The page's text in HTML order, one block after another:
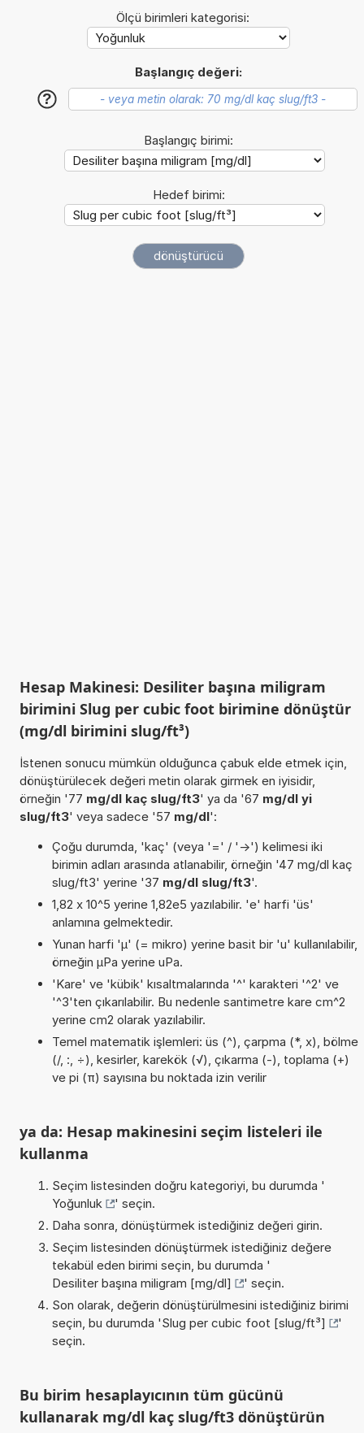
Ölçü birimleri kategorisi:
Başlangıç değeri:
?
Başlangıç birimi:
Hedef birimi:
Hesap Makinesi: Desiliter başına miligram
birimini Slug per cubic foot birimine dönüştür
(mg/dl birimini slug/ft³)
İstenen sonucu mümkün olduğunca çabuk elde etmek için,
dönüştürülecek değeri metin olarak girmek en iyisidir,
örneğin '77 mg/dl kaç slug/ft3' ya da '67 mg/dl yi
slug/ft3' veya sadece '57 mg/dl':
Çoğu durumda, 'kaç' (veya '=' / '->') kelimesi iki
birimin adları arasında atlanabilir, örneğin '47 mg/dl kaç
slug/ft3' yerine '37 mg/dl slug/ft3'.
1,82 x 10^5 yerine 1,82e5 yazılabilir. 'e' harfi 'üs'
anlamına gelmektedir.
Yunan harfi 'µ' (= mikro) yerine basit bir 'u' kullanılabilir,
örneğin µPa yerine uPa.
'Kare' ve 'kübik' kısaltmalarında '^' karakteri '^2' ve
'^3'ten çıkarılabilir. Bu nedenle santimetre kare cm^2
yerine cm2 olarak yazılabilir.
Temel matematik işlemleri: üs (^), çarpma (*, x), bölme
(/, :, ÷), kesirler, karekök (√), çıkarma (-), toplama (+)
ve pi (π) sayısına bu noktada izin verilir
ya da: Hesap makinesini seçim listeleri ile
kullanma
Seçim listesinden doğru kategoriyi, bu durumda '
Yoğunluk
' seçin.
Daha sonra, dönüştürmek istediğiniz değeri girin.
Seçim listesinden dönüştürmek istediğiniz değere
tekabül eden birimi seçin, bu durumda '
Desiliter başına miligram [mg/dl]
' seçin.
Son olarak, değerin dönüştürülmesini istediğiniz birimi
seçin, bu durumda 'Slug per cubic foot [slug/ft³]
'
seçin.
Bu birim hesaplayıcının tüm gücünü
kullanarak mg/dl kaç slug/ft3 dönüştürün